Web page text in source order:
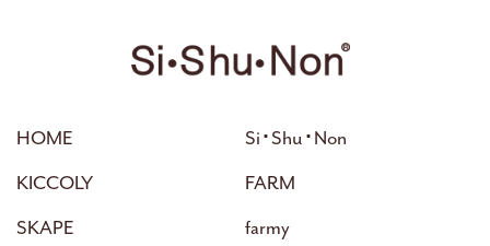
HOME
Si･Shu･Non
KICCOLY
FARM
SKAPE
farmy